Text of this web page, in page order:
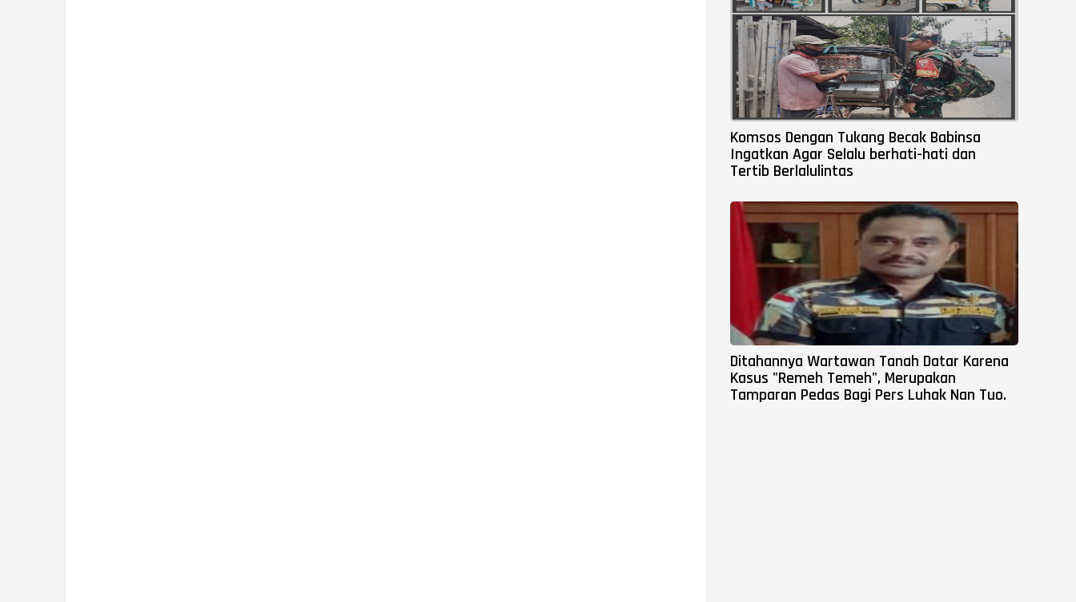
Komsos Dengan Tukang Becak Babinsa
Ingatkan Agar Selalu berhati-hati dan
Tertib Berlalulintas
Ditahannya Wartawan Tanah Datar Karena
Kasus "Remeh Temeh", Merupakan
Tamparan Pedas Bagi Pers Luhak Nan Tuo.